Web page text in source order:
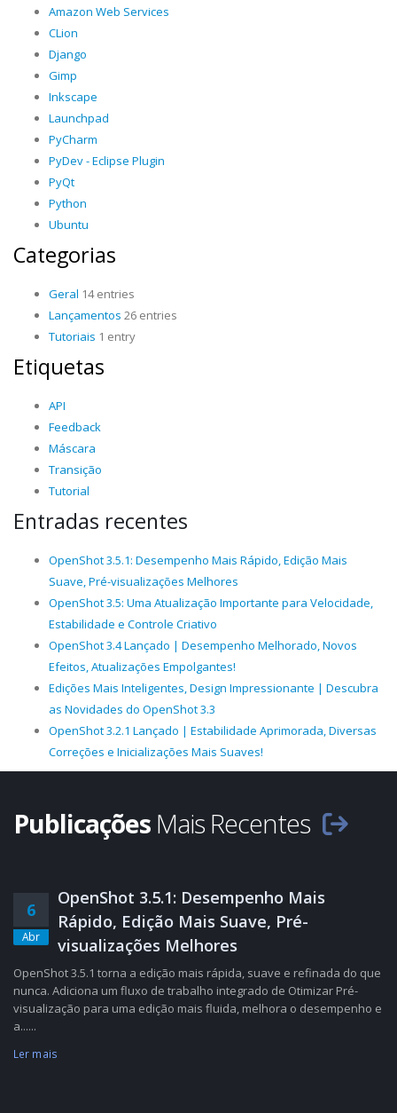
Amazon Web Services
CLion
Django
Gimp
Inkscape
Launchpad
PyCharm
PyDev - Eclipse Plugin
PyQt
Python
Ubuntu
Categorias
Geral 14 entries
Lançamentos 26 entries
Tutoriais 1 entry
Etiquetas
API
Feedback
Máscara
Transição
Tutorial
Entradas recentes
OpenShot 3.5.1: Desempenho Mais Rápido, Edição Mais
Suave, Pré-visualizações Melhores
OpenShot 3.5: Uma Atualização Importante para Velocidade,
Estabilidade e Controle Criativo
OpenShot 3.4 Lançado | Desempenho Melhorado, Novos
Efeitos, Atualizações Empolgantes!
Edições Mais Inteligentes, Design Impressionante | Descubra
as Novidades do OpenShot 3.3
OpenShot 3.2.1 Lançado | Estabilidade Aprimorada, Diversas
Correções e Inicializações Mais Suaves!
Publicações Mais Recentes
6
Abr
OpenShot 3.5.1: Desempenho Mais
Rápido, Edição Mais Suave, Pré-
visualizações Melhores
OpenShot 3.5.1 torna a edição mais rápida, suave e refinada do que
nunca. Adiciona um fluxo de trabalho integrado de Otimizar Pré-
visualização para uma edição mais fluida, melhora o desempenho e
a......
Ler mais